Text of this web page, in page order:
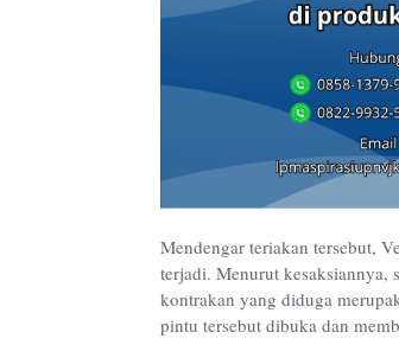
Mendengar teriakan tersebut,
terjadi. Menurut kesaksiannya,
kontrakan yang diduga
pintu tersebut dibuka dan